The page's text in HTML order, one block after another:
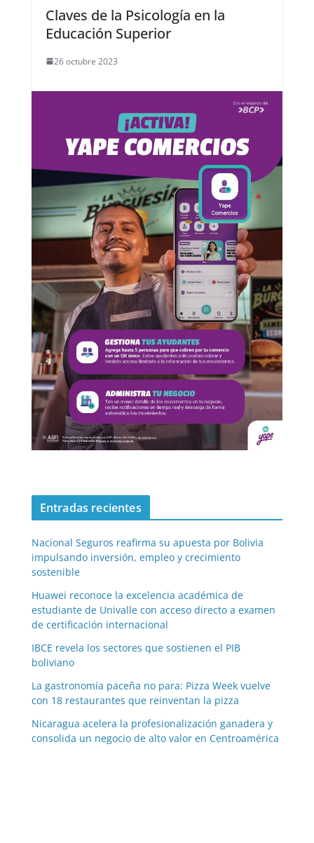
Claves de la Psicología en la
Educación Superior
26 octubre 2023
Entradas recientes
Nacional Seguros reafirma su apuesta por Bolivia
impulsando inversión, empleo y crecimiento
sostenible
Huawei reconoce la excelencia académica de
estudiante de Univalle con acceso directo a examen
de certificación internacional
IBCE revela los sectores que sostienen el PIB
boliviano
La gastronomía paceña no para: Pizza Week vuelve
con 18 restaurantes que reinventan la pizza
Nicaragua acelera la profesionalización ganadera y
consolida un negocio de alto valor en Centroamérica